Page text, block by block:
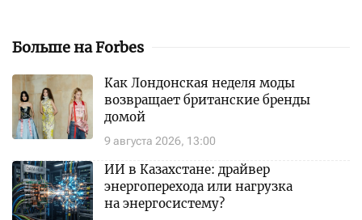
Больше на Forbes
9 августа 2026, 13:00
Как Лондонская неделя моды
возвращает британские бренды
домой
ИИ в Казахстане: драйвер
энергоперехода или нагрузка
на энергосистему?